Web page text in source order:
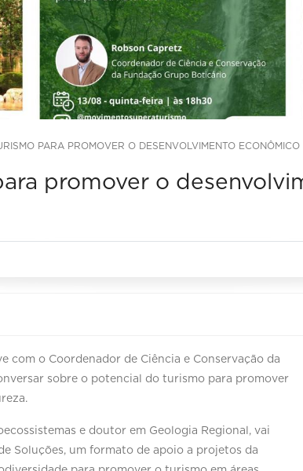
PARA PROMOVER O DESENVOLVIMENTO
promover o
com o Coordenador de Ciência e Conservação da
sobre o potencial do turismo para promover
e doutor em Geologia Regional, vai
Soluções, um formato de apoio a projetos da